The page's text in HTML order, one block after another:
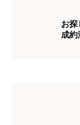
お探
成約